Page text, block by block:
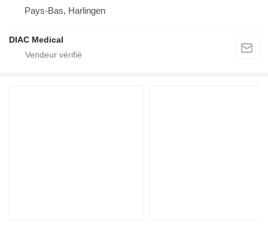
Pays-Bas, Harlingen
DIAC Medical